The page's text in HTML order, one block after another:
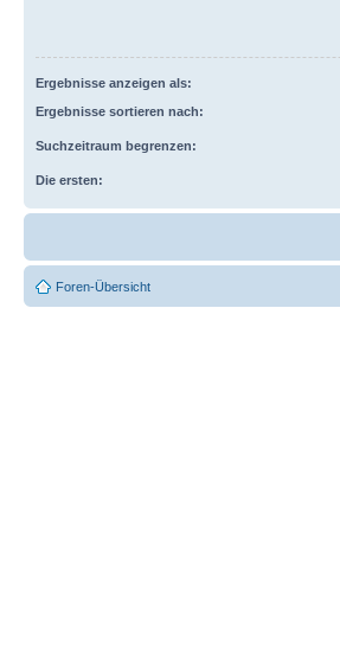
Ergebnisse anzeigen als:
Ergebnisse sortieren nach:
Suchzeitraum begrenzen:
Die ersten:
Foren-Übersicht